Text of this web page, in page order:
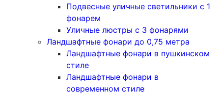
Подвесные уличные светильники с 1
фонарем
Уличные люстры с 3 фонарями
Ландшафтные фонари до 0,75 метра
Ландшафтные фонари в пушкинском
стиле
Ландшафтные фонари в
современном стиле